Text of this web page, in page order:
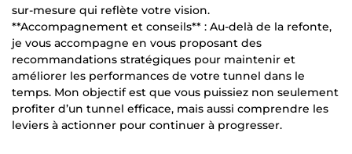
sur-mesure qui reflète votre vision.
**Accompagnement et conseils** : Au-delà de la refonte,
je vous accompagne en vous proposant des
recommandations stratégiques pour maintenir et
améliorer les performances de votre tunnel dans le
temps. Mon objectif est que vous puissiez non seulement
profiter d’un tunnel efficace, mais aussi comprendre les
leviers à actionner pour continuer à progresser.